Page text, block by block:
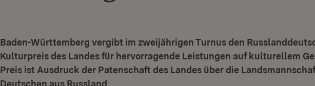
Baden-Württemberg vergibt im zweijährigen Turnus den
Kulturpreis des Landes für hervorragende Leistungen auf kulturellem
Preis ist Ausdruck der Patenschaft des Landes über die
Deutschen aus Russland.